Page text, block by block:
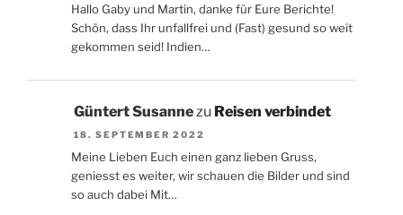
Hallo Gaby und Martin, danke für Eure Berichte!
Schön, dass Ihr unfallfrei und (Fast) gesund so weit
gekommen seid! Indien…
Güntert Susannezu Reisen verbindet
18. SEPTEMBER 2022
Meine Lieben Euch einen ganz lieben Gruss,
geniesst es weiter, wir schauen die Bilder und sind
so auch dabei Mit…